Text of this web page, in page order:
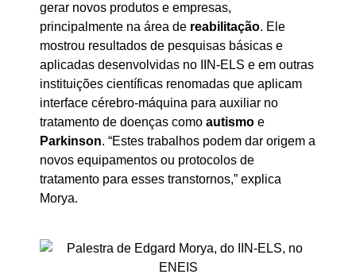
gerar novos produtos e empresas,
principalmente na área de reabilitação. Ele
mostrou resultados de pesquisas básicas e
aplicadas desenvolvidas no IIN-ELS e em outras
instituições científicas renomadas que aplicam
interface cérebro-máquina para auxiliar no
tratamento de doenças como autismo e
Parkinson. “Estes trabalhos podem dar origem a
novos equipamentos ou protocolos de
tratamento para esses transtornos,” explica
Morya.